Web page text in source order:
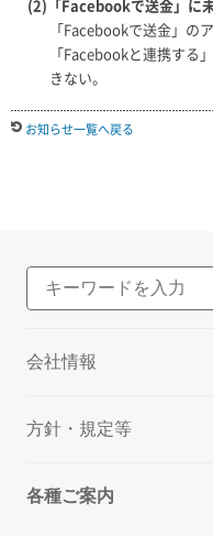
(2)「Facebookで送金」に
「Facebookで送金」の
「Facebookと連携する
きない。
お知らせ一覧へ戻る
会社情報
方針・規定等
各種ご案内